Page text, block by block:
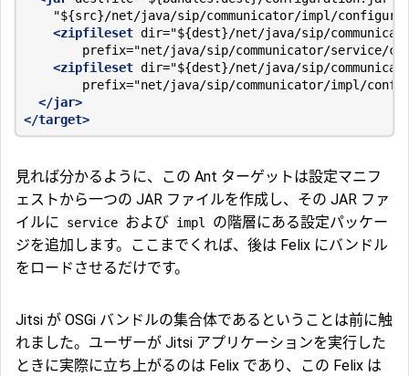
"${src}/net/java/sip/communicator/impl/
<zipfileset dir="${dest}/net/java/sip/
prefix="net/java/sip/communicator/service/
<zipfileset dir="${dest}/net/java/sip/
prefix="net/java/sip/communicator/impl/
</jar>
</target>
見れば分かるように、この Ant ターゲットは設定マニフ
ェストから一つの JAR ファイルを作成し、その JAR ファ
イルに
service および impl
の階層にある設定パッケー
ジを追加します。ここまでくれば、後は Felix にバンドル
をロードさせるだけです。
Jitsi が OSGi バンドルの集合体であるということは前に触
れました。ユーザーが Jitsi アプリケーションを実行した
ときに実際に立ち上がるのは Felix であり、この Felix は